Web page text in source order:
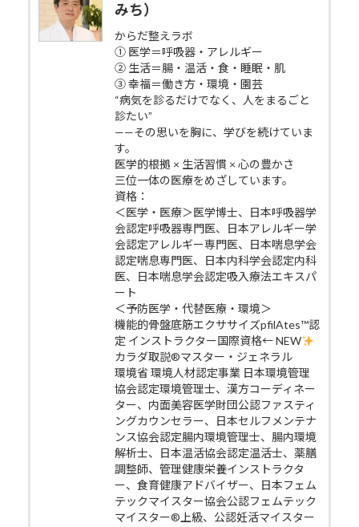
みち）
からだ整えラボ
① 医学＝呼吸器・アレルギー
② 生活＝腸・温活・食・睡眠・肌
③ 幸福＝働き方・環境・園芸
“病気を診るだけでなく、人をまるごと
診たい”
——その思いを胸に、学びを続けていま
す。
医学的根拠 × 生活習慣 × 心の豊かさ
三位一体の医療をめざしています。
資格：
＜医学・医療＞医学博士、日本呼吸器学
会認定呼吸器専門医、日本アレルギー学
会認定アレルギー専門医、日本喘息学会
認定喘息専門医、日本内科学会認定内科
医、日本喘息学会認定吸入療法エキスパ
ート
＜予防医学・代替医療・環境＞
機能的骨盤底筋エクササイズpfilAtes™認
定 インストラクター国際資格← NEW
カラダ取説®マスター・ジェネラル
環境省 環境人材認定事業 日本環境管理
協会認定環境管理士、漢方コーディネー
ター、内面美容医学財団公認ファスティ
ングカウンセラー、日本セルフメンテナ
ンス協会認定腸内環境管理士、腸内環境
解析士、日本温活協会認定温活士、薬膳
調整師、管理健康栄養インストラクタ
ー、食育健康アドバイザー、日本フェム
テックマイスター協会公認フェムテック
マイスター®上級、公認妊活マイスター